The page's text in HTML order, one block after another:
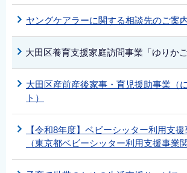
ヤングケアラーに関する相談先のご案
大田区養育支援家庭訪問事業「ゆりかご
大田区産前産後家事・育児援助事業（
ト）
【令和8年度】ベビーシッター利用支
（東京都ベビーシッター利用支援事業